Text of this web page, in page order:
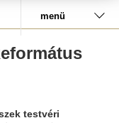
menü
testvéri